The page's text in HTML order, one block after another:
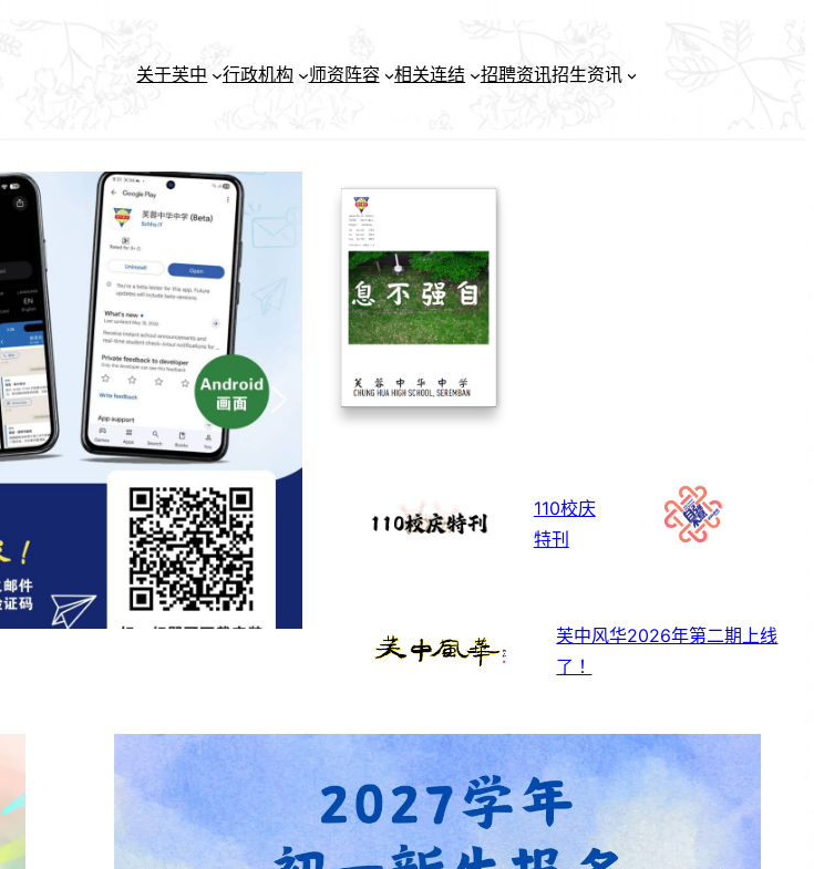
关于芙中 行政机构 师资阵容 相关连结 招聘资讯招生资讯
110校庆
特刊
芙中风华2026年第二期上线
了！